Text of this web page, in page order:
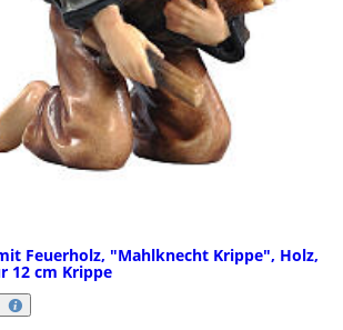
Feuerholz, "Mahlknecht Krippe", Holz,
12 cm Krippe